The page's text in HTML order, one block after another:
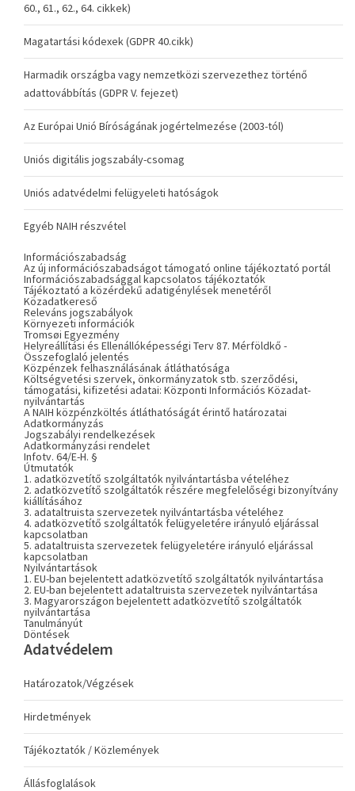
60., 61., 62., 64. cikkek)
Magatartási kódexek (GDPR 40.cikk)
Harmadik országba vagy nemzetközi szervezethez történő
adattovábbítás (GDPR V. fejezet)
Az Európai Unió Bíróságának jogértelmezése (2003-tól)
Uniós digitális jogszabály-csomag
Uniós adatvédelmi felügyeleti hatóságok
Egyéb NAIH részvétel
Információszabadság
Az új információszabadságot támogató online tájékoztató portál
Információszabadsággal kapcsolatos tájékoztatók
Tájékoztató a közérdekű adatigénylések menetéről
Közadatkereső
Releváns jogszabályok
Környezeti információk
Tromsøi Egyezmény
Helyreállítási és Ellenállóképességi Terv 87. Mérföldkő -
Összefoglaló jelentés
Közpénzek felhasználásának átláthatósága
Költségvetési szervek, önkormányzatok stb. szerződési,
támogatási, kifizetési adatai: Központi Információs Közadat-
nyilvántartás
A NAIH közpénzköltés átláthatóságát érintő határozatai
Adatkormányzás
Jogszabályi rendelkezések
Adatkormányzási rendelet
Infotv. 64/E-H. §
Útmutatók
1. adatközvetítő szolgáltatók nyilvántartásba vételéhez
2. adatközvetítő szolgáltatók részére megfelelőségi bizonyítvány
kiállításához
3. adataltruista szervezetek nyilvántartásba vételéhez
4. adatközvetítő szolgáltatók felügyeletére irányuló eljárással
kapcsolatban
5. adataltruista szervezetek felügyeletére irányuló eljárással
kapcsolatban
Nyilvántartások
1. EU-ban bejelentett adatközvetítő szolgáltatók nyilvántartása
2. EU-ban bejelentett adataltruista szervezetek nyilvántartása
3. Magyarországon bejelentett adatközvetítő szolgáltatók
nyilvántartása
Tanulmányút
Döntések
Adatvédelem
Határozatok/Végzések
Hirdetmények
Tájékoztatók / Közlemények
Állásfoglalások